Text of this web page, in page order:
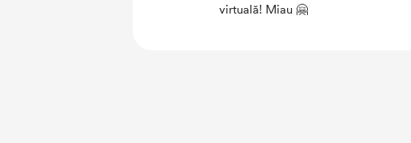
virtuală! Miau 🤗